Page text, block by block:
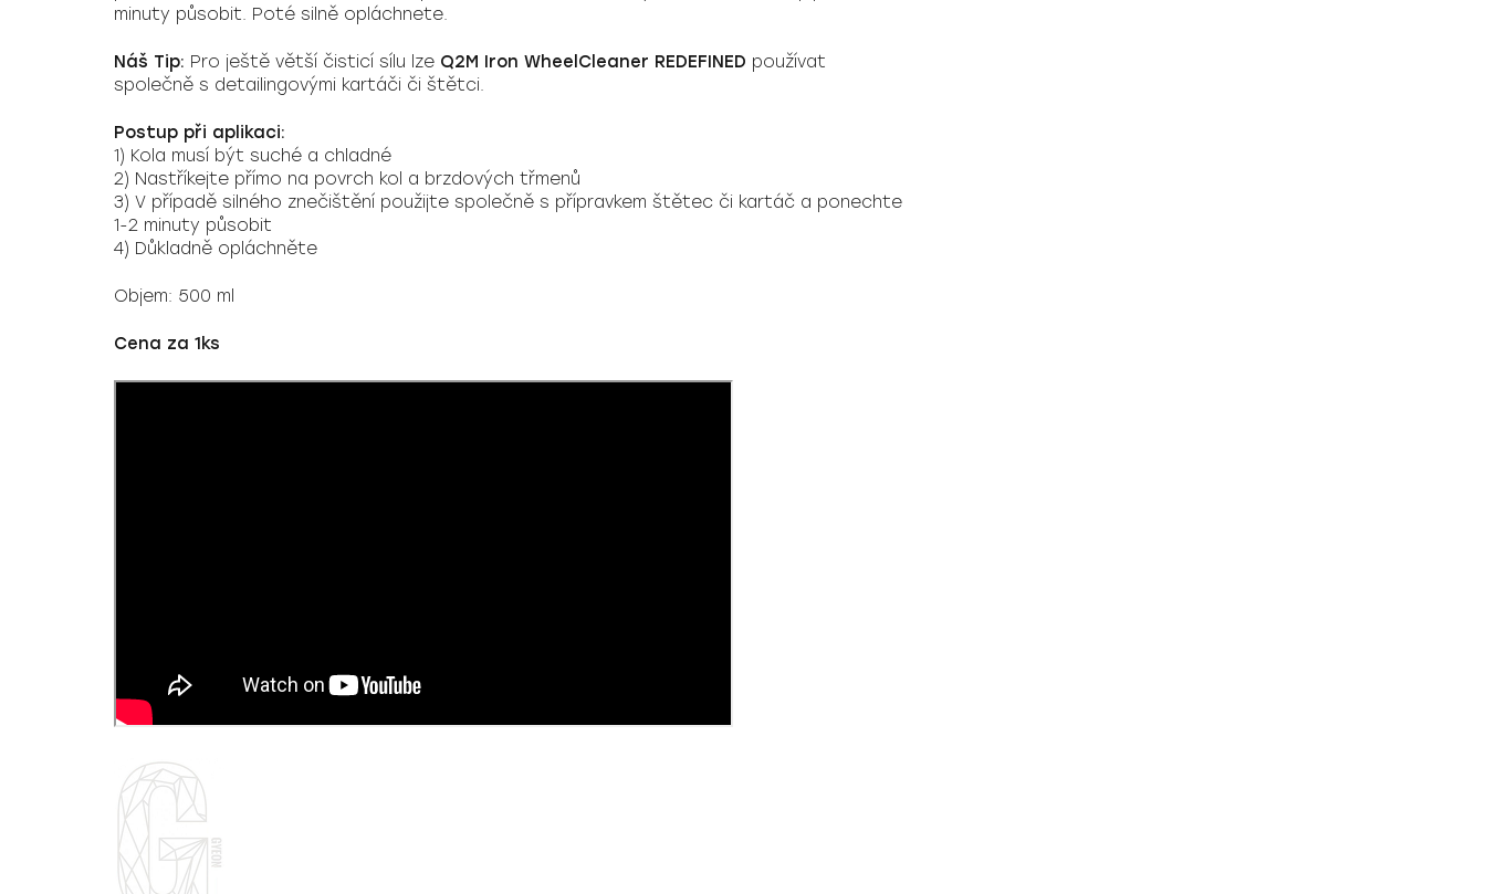
minuty působit. Poté silně opláchnete.
Náš Tip: Pro ještě větší čisticí sílu lze Q2M Iron WheelCleaner REDEFINED používat
společně s detailingovými kartáči či štětci.
Postup při aplikaci:
1) Kola musí být suché a chladné
2) Nastříkejte přímo na povrch kol a brzdových třmenů
3) V případě silného znečištění použijte společně s přípravkem štětec či kartáč a ponechte
1-2 minuty působit
4) Důkladně opláchněte
Objem: 500 ml
Cena za 1ks